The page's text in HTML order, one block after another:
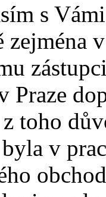
s
zejména
Praze
toho
v